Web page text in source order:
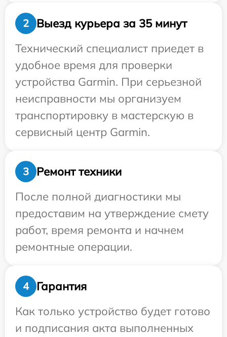
2
Выезд курьера за 35 минут
Технический специалист приедет в
удобное время для проверки
устройства Garmin. При серьезной
неисправности мы организуем
транспортировку в мастерскую в
сервисный центр Garmin.
3
Ремонт техники
После полной диагностики мы
предоставим на утверждение смету
работ, время ремонта и начнем
ремонтные операции.
4
Гарантия
Как только устройство будет готово
и подписания акта выполненных